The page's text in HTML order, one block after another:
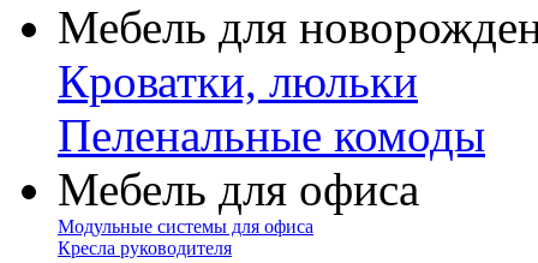
Мебель для
Кроватки, люльки
Пеленальные комоды
Мебель для офиса
Модульные системы для офиса
Кресла руководителя